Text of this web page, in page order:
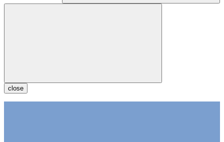
close